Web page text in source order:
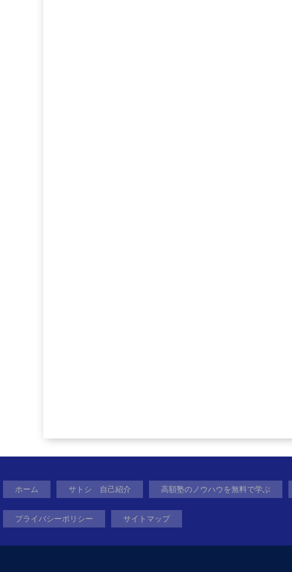
ホーム サトシ 自己紹介 高額塾のノウハウを無料で学ぶ
プライバシーポリシー サイトマップ